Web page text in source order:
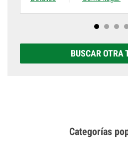
BUSCAR OTRA
Categorías